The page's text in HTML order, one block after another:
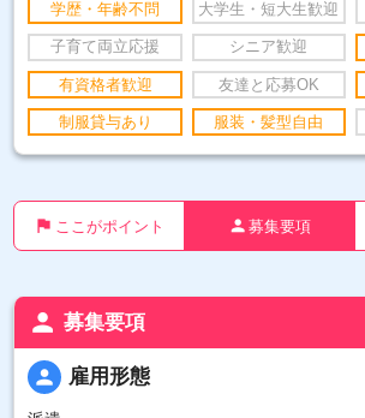
学歴・年齢不問 大学生・短大生歓迎
子育て両立応援 シニア歓迎
有資格者歓迎 友達と応募OK
制服貸与あり 服装・髪型自由
flag ここがポイント person 募集要項
person 募集要項
person 雇用形態